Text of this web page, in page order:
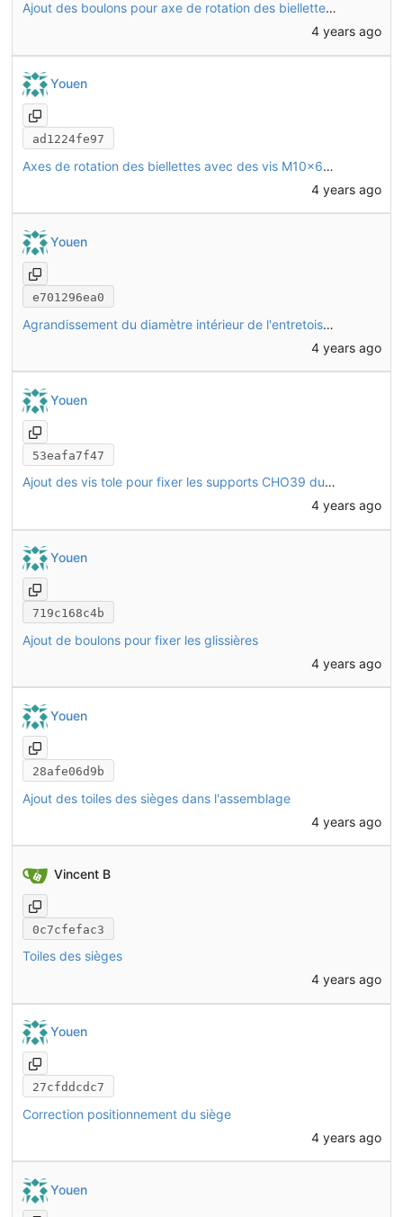
Ajout des boulons pour axe de rotation des biellettes au niveau de la potence
4 years ago
Youen
ad1224fe97
Axes de rotation des biellettes avec des vis M10x65 à filetage partiel
4 years ago
Youen
e701296ea0
Agrandissement du diamètre intérieur de l'entretoise QIN37 pour passage de la vis TRCC M12
4 years ago
Youen
53eafa7f47
Ajout des vis tole pour fixer les supports CHO39 du boitier électrique
4 years ago
Youen
719c168c4b
Ajout de boulons pour fixer les glissières
4 years ago
Youen
28afe06d9b
Ajout des toiles des sièges dans l'assemblage
4 years ago
Vincent B
0c7cfefac3
Toiles des sièges
4 years ago
Youen
27cfddcdc7
Correction positionnement du siège
4 years ago
Youen